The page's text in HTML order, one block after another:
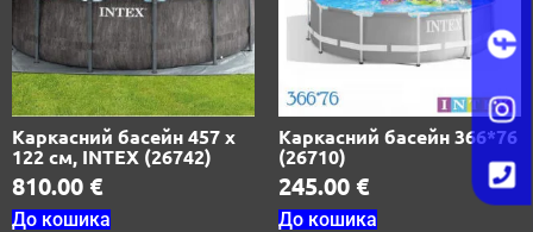
Каркасний басейн 457 х
122 см, INTEX (26742)
810.00 €
До кошика
Каркасний басейн 366*76
(26710)
245.00 €
До кошика